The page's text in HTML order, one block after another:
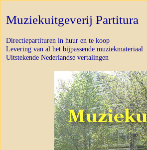
Muziekuitgeverij Partitura
Directiepartituren in huur en te koop
Levering van al het bijpassende muziekmateriaal
Uitstekende Nederlandse vertalingen